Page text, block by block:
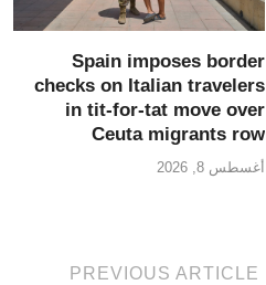
Spain imposes border
checks on Italian travelers
in tit-for-tat move over
Ceuta migrants row
أغسطس 8, 2026
PREVIOUS ARTICLE